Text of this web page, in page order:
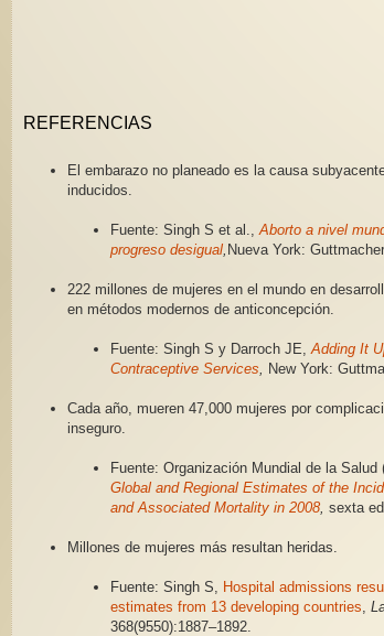
REFERENCIAS
El embarazo no planeado es la causa
inducidos.
Fuente: Singh S et al.,Aborto a nivel
progreso desigual, Nueva York:
222 millones de mujeres en el mundo en
en métodos modernos de anticoncepción.
Fuente: Singh S y Darroch JE,Adding It
Contraceptive Services, New York:
Cada año, mueren 47,000 mujeres por
inseguro.
Fuente: Organización Mundial de la Salud
Global and Regional Estimates of the
and Associated Mortality in 2008, sexta
Millones de mujeres más resultan heridas.
Fuente: Singh S,
Hospital admissions
estimates from 13 developing countries ,
368(9550):1887–1892.